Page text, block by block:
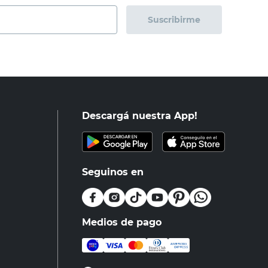
Suscribirme
Descargá nuestra App!
Seguinos en
Medios de pago